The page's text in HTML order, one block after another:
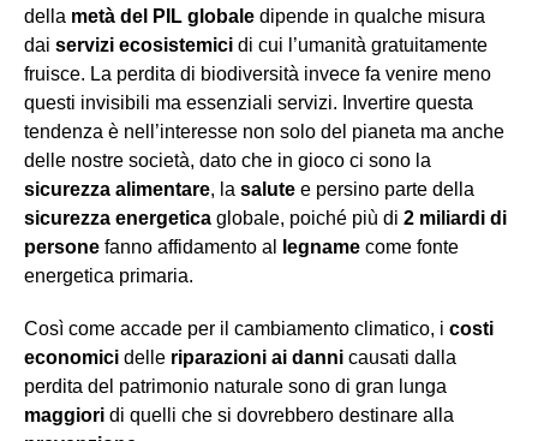
della metà del PIL globale dipende in qualche misura
dai servizi ecosistemici di cui l’umanità gratuitamente
fruisce. La perdita di biodiversità invece fa venire meno
questi invisibili ma essenziali servizi. Invertire questa
tendenza è nell’interesse non solo del pianeta ma anche
delle nostre società, dato che in gioco ci sono la
sicurezza alimentare, la salute e persino parte della
sicurezza energetica globale, poiché più di 2 miliardi di
persone fanno affidamento al legname come fonte
energetica primaria.
Così come accade per il cambiamento climatico, i costi
economici delle riparazioni ai danni causati dalla
perdita del patrimonio naturale sono di gran lunga
maggiori di quelli che si dovrebbero destinare alla